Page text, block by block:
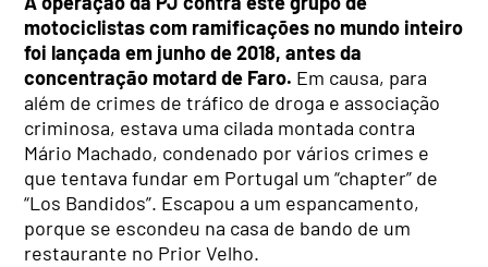
motociclistas com ramificações no mundo inteiro
foi lançada em junho de 2018, antes da
concentração motard de Faro. Em causa, para
além de crimes de tráfico de droga e associação
criminosa, estava uma cilada montada contra
Mário Machado, condenado por vários crimes e
que tentava fundar em Portugal um “chapter” de
“Los Bandidos”. Escapou a um espancamento,
porque se escondeu na casa de bando de um
restaurante no Prior Velho.